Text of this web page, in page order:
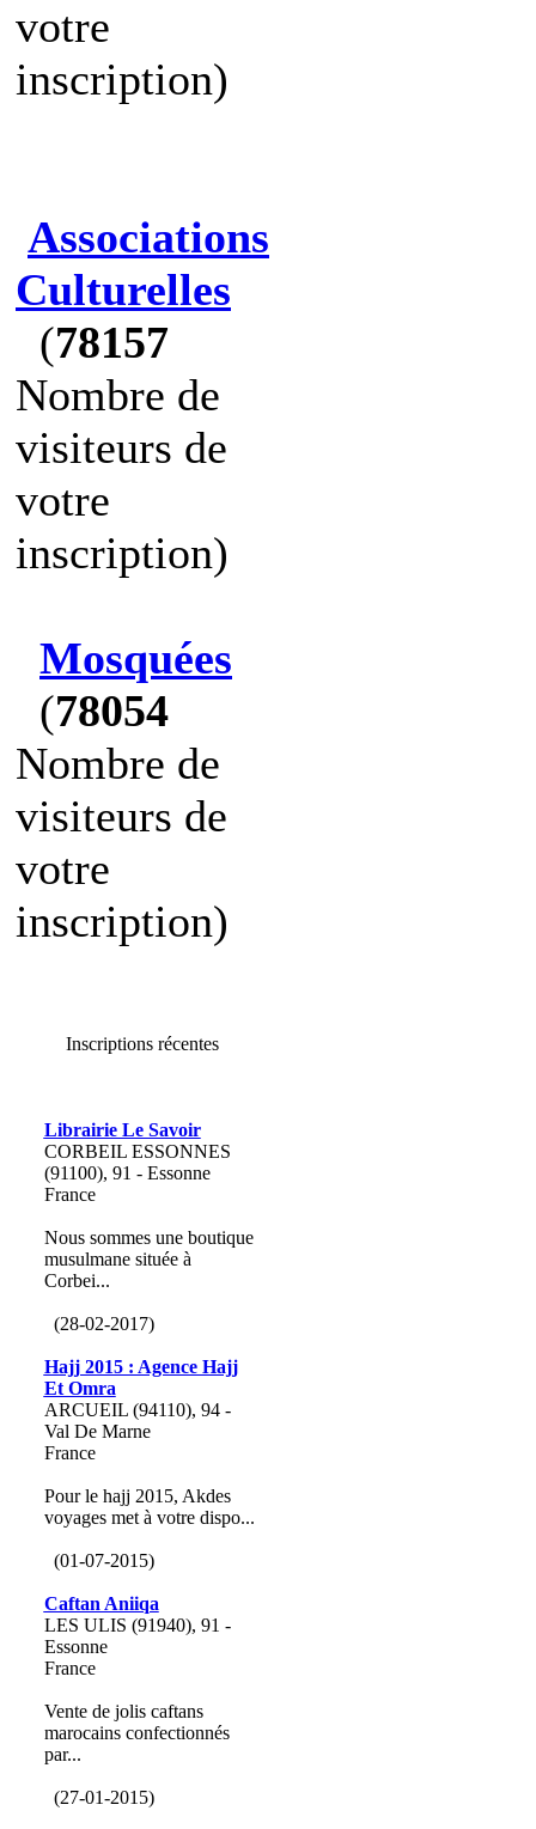
votre
inscription)
Associations
Culturelles
(78157
Nombre de
visiteurs de
votre
inscription)
Mosquées
(78054
Nombre de
visiteurs de
votre
inscription)
Inscriptions récentes
Librairie Le Savoir
CORBEIL ESSONNES
(91100), 91 - Essonne
France
Nous sommes une boutique
musulmane située à
Corbei...
(28-02-2017)
Hajj 2015 : Agence Hajj
Et Omra
ARCUEIL (94110), 94 -
Val De Marne
France
Pour le hajj 2015, Akdes
voyages met à votre dispo...
(01-07-2015)
Caftan Aniiqa
LES ULIS (91940), 91 -
Essonne
France
Vente de jolis caftans
marocains confectionnés
par...
(27-01-2015)